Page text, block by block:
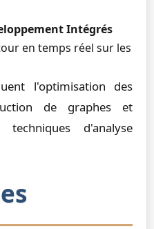
Intégrés
en temps réel sur les
l'optimisation des
de graphes et
d'analyse